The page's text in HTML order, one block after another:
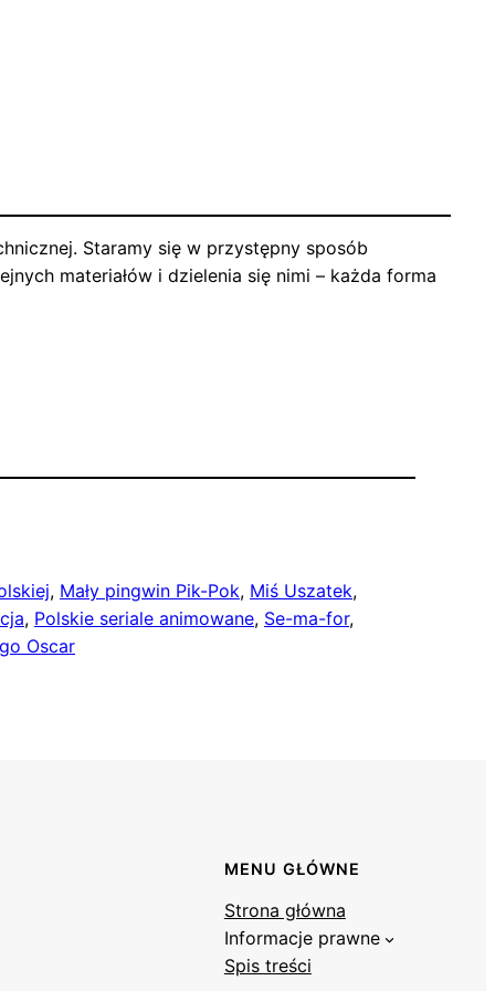
Staramy się w przystępny sposób
materiałów i dzielenia się nimi – każda forma
, Mały pingwin Pik-Pok, Miś Uszatek
, Polskie seriale animowane, Se-ma-for
Oscar
MENU GŁÓWNE
Strona główna
Informacje prawne
Spis treści